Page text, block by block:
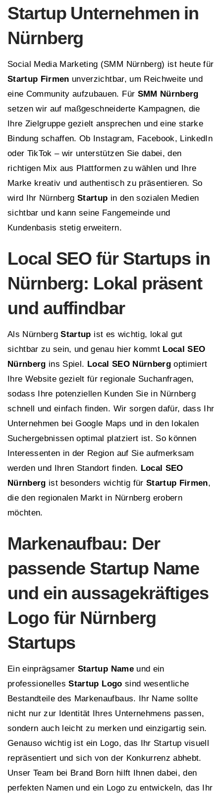
Startup Unternehmen in
Nürnberg
Social Media Marketing (SMM Nürnberg) ist heute für
Startup Firmen unverzichtbar, um Reichweite und
eine Community aufzubauen. Für SMM Nürnberg
setzen wir auf maßgeschneiderte Kampagnen, die
Ihre Zielgruppe gezielt ansprechen und eine starke
Bindung schaffen. Ob Instagram, Facebook, LinkedIn
oder TikTok – wir unterstützen Sie dabei, den
richtigen Mix aus Plattformen zu wählen und Ihre
Marke kreativ und authentisch zu präsentieren. So
wird Ihr Nürnberg Startup in den sozialen Medien
sichtbar und kann seine Fangemeinde und
Kundenbasis stetig erweitern.
Local SEO für Startups in
Nürnberg: Lokal präsent
und auffindbar
Als Nürnberg Startup ist es wichtig, lokal gut
sichtbar zu sein, und genau hier kommt Local SEO
Nürnberg ins Spiel. Local SEO Nürnbergoptimiert
Ihre Website gezielt für regionale Suchanfragen,
sodass Ihre potenziellen Kunden Sie in Nürnberg
schnell und einfach finden. Wir sorgen dafür, dass Ihr
Unternehmen bei Google Maps und in den lokalen
Suchergebnissen optimal platziert ist. So können
Interessenten in der Region auf Sie aufmerksam
werden und Ihren Standort finden. Local SEO
Nürnberg ist besonders wichtig für Startup Firmen,
die den regionalen Markt in Nürnberg erobern
möchten.
Markenaufbau: Der
passende Startup Name
und ein aussagekräftiges
Logo für Nürnberg
Startups
Ein einprägsamer Startup Nameund ein
professionellesStartup Logo sind wesentliche
Bestandteile des Markenaufbaus. Ihr Name sollte
nicht nur zur Identität Ihres Unternehmens passen,
sondern auch leicht zu merken und einzigartig sein.
Genauso wichtig ist ein Logo, das Ihr Startup visuell
repräsentiert und sich von der Konkurrenz abhebt.
Unser Team bei Brand Born hilft Ihnen dabei, den
perfekten Namen und ein Logo zu entwickeln, das Ihr